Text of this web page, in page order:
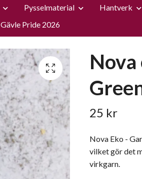
Pysselmaterial Hantverk
Gävle Pride 2026
Nova
25 kr
Nova Eko -
vilket gör det
virkgarn.